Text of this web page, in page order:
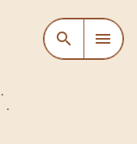
CONTENU
search menu
•
•